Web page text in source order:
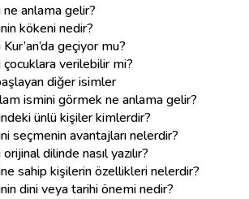
anlama gelir?
kökeni nedir?
geçiyor mu?
verilebilir mi?
diğer isimler
ismini görmek ne anlama gelir?
ünlü kişiler kimlerdir?
seçmenin avantajları nelerdir?
dilinde nasıl yazılır?
sahip kişilerin özellikleri nelerdir?
dini veya tarihi önemi nedir?